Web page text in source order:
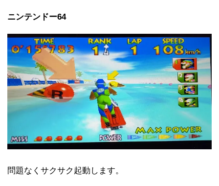
ニンテンドー64
問題なくサクサク起動します。